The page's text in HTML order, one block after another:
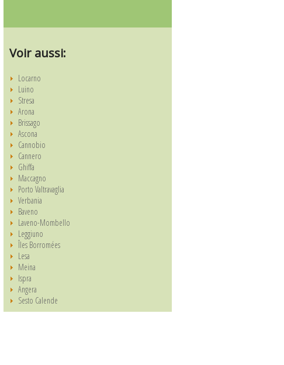
Voir aussi:
Locarno
Luino
Stresa
Arona
Brissago
Ascona
Cannobio
Cannero
Ghiffa
Maccagno
Porto Valtravaglia
Verbania
Baveno
Laveno-Mombello
Leggiuno
Îles Borromées
Lesa
Meina
Ispra
Angera
Sesto Calende